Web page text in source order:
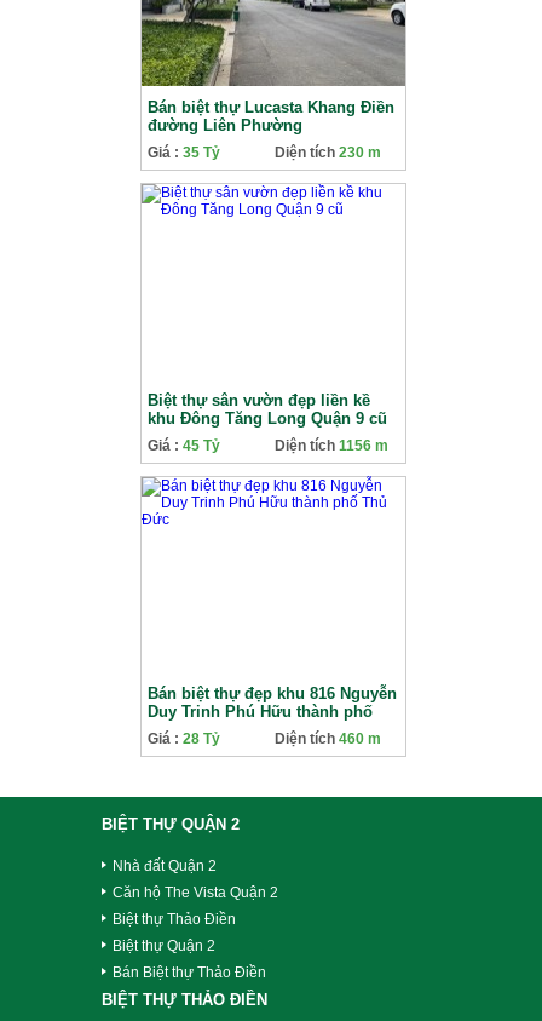
Bán biệt thự Lucasta Khang Điền
đường Liên Phường
Giá : 35 Tỷ Diện tích 230 m
Biệt thự sân vườn đẹp liền kề
khu Đông Tăng Long Quận 9 cũ
Giá : 45 Tỷ Diện tích 1156 m
Bán biệt thự đẹp khu 816 Nguyễn
Duy Trinh Phú Hữu thành phố
Thủ Đức
Giá : 28 Tỷ Diện tích 460 m
BIỆT THỰ QUẬN 2
Nhà đất Quận 2
Căn hộ The Vista Quận 2
Biệt thự Thảo Điền
Biệt thự Quận 2
Bán Biệt thự Thảo Điền
BIỆT THỰ THẢO ĐIỀN